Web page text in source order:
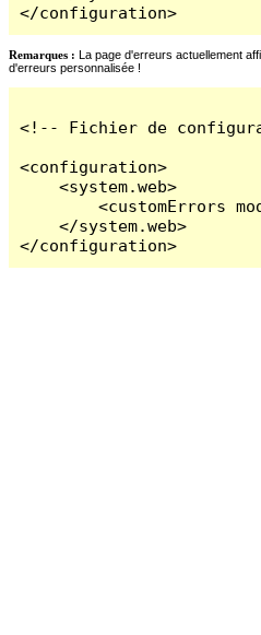
</configuration>
Remarques : La page d'erreurs actuellement
d'erreurs personnalisée !
<!-- Fichier de
<configuration>
    <system.web>
<customErrors
    </system.web>
</configuration>